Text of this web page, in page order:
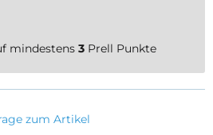
mindestens 3 Prell Punkte
zum Artikel